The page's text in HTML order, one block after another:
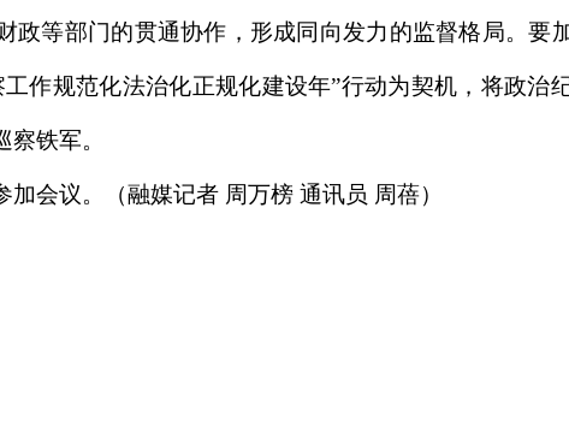
政等部门的贯通协作，形成同向发力的监督格局。要
作规范化法治化正规化建设年”行动为契机，将政治
铁军。
会议。（融媒记者 周万榜 通讯员 周蓓）